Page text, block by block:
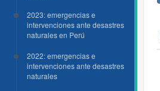
2023: emergencias e
intervenciones ante desastres
naturales en Perú
2022: emergencias e
intervenciones ante desastres
naturales